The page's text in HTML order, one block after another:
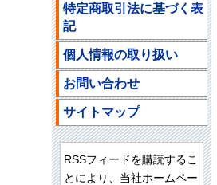
特定商取引法に基づく表
記
個人情報の取り扱い
お問い合わせ
サイトマップ
RSSフィードを購読するこ
とにより、当社ホームペー